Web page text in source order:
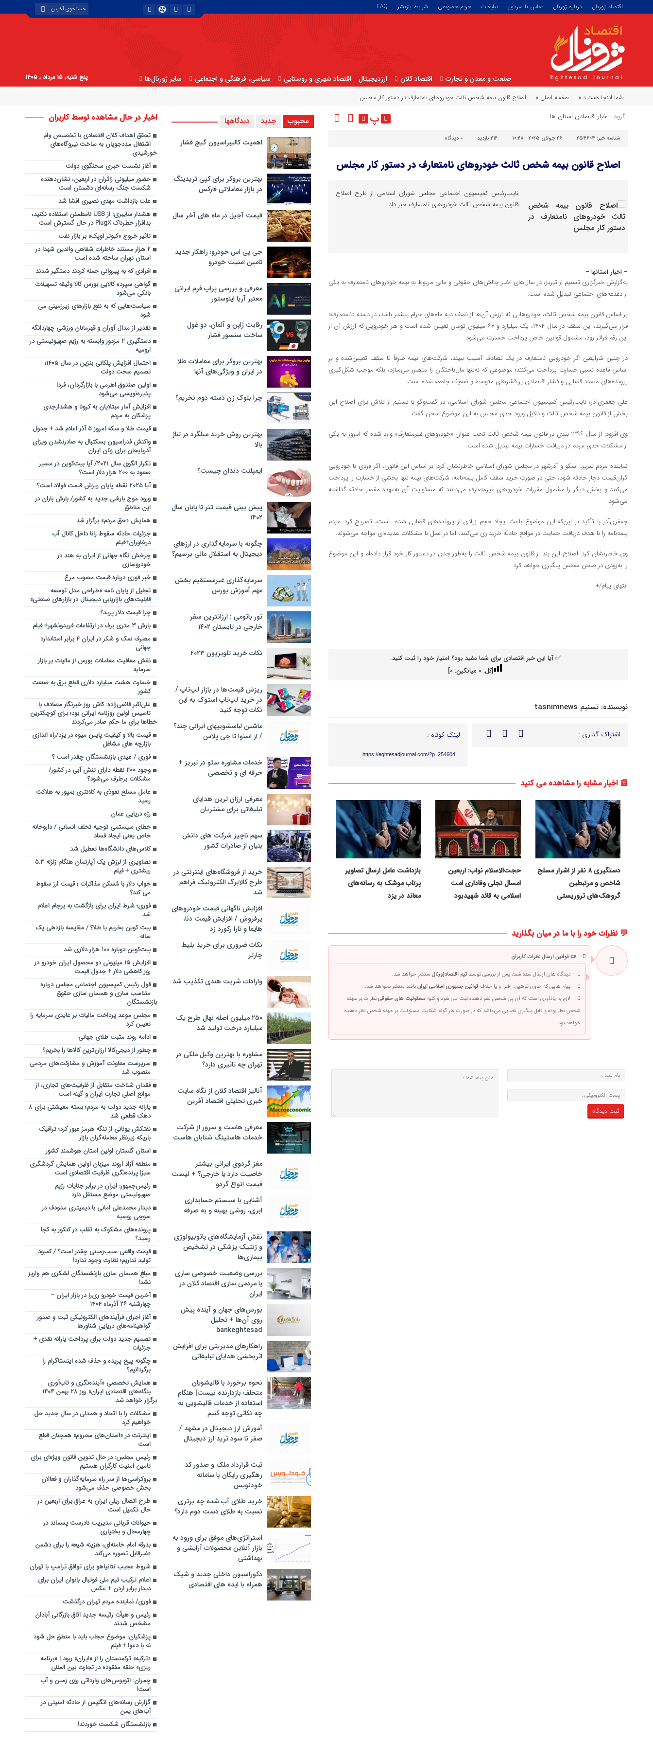
اقتصاد ژورنال درباره ژورنال تماس با سردبیر تبلیغات حریم خصوصی شرایط بازنشر FAQ
صنعت و معدن و تجارت اقتصاد کلان ارزدیجیتال اقتصاد شهری و روستایی سیاسی، فرهنگی و اجتماعی سایر ژورنال‌ها پنج شنبه, ۱۵ مرداد , ۱۴۰۵
شما اینجا هستید » صفحه اصلی » اصلاح قانون بیمه شخص ثالث خودروهای نامتعارف در دستور کار مجلس
گروه : اخبار اقتصادی استان ها پ
شناسه خبر: 254604 26 جولای 2025 - 10:28 212 بازدید ۰ دیدگاه
اصلاح قانون بیمه شخص ثالث خودروهای نامتعارف در دستور کار مجلس
نایب‌رئیس کمیسیون اجتماعی مجلس شورای اسلامی از طرح اصلاح
قانون بیمه شخص ثالث خودروهای نامتعارف خبر داد.
– اخبار استانها –
به‌گزارش خبرگزاری تسنیم از تبریز، در سال‌های اخیر چالش‌های حقوقی و مالی مربوط به بیمه خودروهای نامتعارف به یکی
از دغدغه‌های اجتماعی تبدیل شده است.
بر اساس قانون بیمه شخص ثالث، خودروهایی که ارزش آن‌ها از نصف دیه ماه‌های حرام بیشتر باشد، در دسته «نامتعارف»
قرار می‌گیرند، این سقف در سال ۱۴۰۴، یک میلیارد و ۶۷ میلیون تومان تعیین شده است و هر خودرویی که ارزش آن از
این رقم فراتر رود، مشمول قوانین خاص پرداخت خسارت می‌شود.
در چنین شرایطی اگر خودرویی نامتعارف در یک تصادف آسیب ببیند، شرکت‌های بیمه صرفاً تا سقف تعیین‌‌شده و بر
اساس قاعده نسبی خسارت پرداخت می‌کنند؛ موضوعی که نه‌تنها مال‌باختگان را متضرر می‌سازد، بلکه موجب شکل‌گیری
پرونده‌های متعدد قضایی و فشار اقتصادی بر قشرهای متوسط و ضعیف جامعه شده است.
علی جعفری‌آذر، نایب‌رئیس کمیسیون اجتماعی مجلس شورای اسلامی، در گفت‌وگو با تسنیم از تلاش برای اصلاح این
بخش از قانون بیمه شخص ثالث و دلایل ورود جدی مجلس به این موضوع سخن گفت.
وی افزود: از سال ۱۳۹۶ بندی در قانون بیمه شخص ثالث تحت عنوان «خودروهای غیرمتعارف» وارد شده که امروز به یکی
از مشکلات جدی مردم در دریافت خسارات بیمه تبدیل شده است.
نماینده مردم تبریز، اسکو و آذرشهر در مجلس شورای اسلامی خاطرنشان کرد: بر اساس این قانون، اگر فردی با خودرویی
گران‌قیمت دچار حادثه شود، حتی در صورت خرید سقف کامل بیمه‌نامه، شرکت‌های بیمه تنها بخشی از خسارت را پرداخت
می‌کنند و بخش دیگر را مشمول مقررات خودروهای غیرمتعارف می‌دانند که مسئولیت آن به‌عهده مقصر حادثه گذاشته
می‌شود.
جعفری‌آذر با تأکید بر این‌که این موضوع باعث ایجاد حجم زیادی از پرونده‌های قضایی شده است، تصریح کرد: مردم
بیمه‌نامه را با هدف دریافت حمایت در مواقع حادثه خریداری می‌کنند، اما در عمل با مشکلات عدیده‌ای مواجه می‌شوند.
وی خاطرنشان کرد: اصلاح این بند از قانون بیمه شخص ثالث را به‌طور جدی در دستور کار خود قرار داده‌ام و این موضوع
را به‌زودی در صحن مجلس پیگیری خواهم کرد.
انتهای پیام/+
✅ آیا این خبر اقتصادی برای شما مفید بود؟ امتیاز خود را ثبت کنید.
[کل: 0 میانگین: 0
]
نویسنده: تسنیم tasnimnews
اشتراک گذاری : لینک کوتاه :
https://eghtesadjournal.com/?p=254604
📰 اخبار مشابه را مشاهده می کنید
دستگیری ۸ نفر از اشرار مسلح
شاخص و مرتبطین
گروهک‌های تروریستی
حجت‌الاسلام نواب: اربعین
امسال تجلی وفاداری امت
اسلامی به قائد شهیدبود
بازداشت عامل ارسال تصاویر
پرتاب موشک به رسانه‌های
معاند در یزد
💬 نظرات خود را با ما در میان بگذارید
📜 قوانین ارسال نظرات کاربران
دیدگاه های ارسال شده شما، پس از بررسی توسط تیم اقتصادژورنال منتشر خواهد شد.
پیام هایی که حاوی توهین، افترا و یا خلاف قوانین جمهوری اسلامی ایرانباشد منتشر نخواهد شد.
لازم به یادآوری است که آی پی شخص نظر دهنده ثبت می شود و کلیه مسئولیت های حقوقینظرات بر عهده
شخص نظر بوده و قابل پیگیری قضایی می باشد که در صورت هر گونه شکایت مسئولیت بر عهده شخص نظر دهنده
خواهد بود.
محبوب جدید دیدگاهها
اهمیت کالیبراسیون گیج فشار
بهترین بروکر برای کپی‌ تریدینگ
در بازار معاملاتی فارکس
قیمت آجیل در ماه های آخر سال
جی پی اس خودرو؛ راهکار جدید
تامین امنیت خودرو
معرفی و بررسی پراپ فرم ایرانی
معتبر آریا اینوستور
رقابت ژاپن و آلمان، دو غول
ساخت سنسور فشار
بهترین بروکر برای معاملات طلا
در ایران و ویژگی‌های آنها
چرا بلوک زن دسته دوم نخریم؟
بهترین روش خرید میلگرد در تناژ
بالا
ایمپلنت دندان چیست؟
پیش بینی قیمت تتر تا پایان سال
۱۴۰۲
چگونه با سرمایه‌گذاری در ارزهای
دیجیتال به استقلال مالی برسیم؟
سرمایه‌گذاری غیرمستقیم بخش
مهم آموزش بورس
تور باتومی : ارزانترین سفر
خارجی در تابستان ۱۴۰۲
نکات خرید تلویزیون ۲۰۲۳
ریزش قیمت‌ها در بازار لپ‌تاپ /
در خرید لپ‌تاپ استوک به این
نکات توجه کنید
ماشین لباسشویی‎های ایرانی چند؟
/ از اسنوا تا جی پلاس
خدمات مشاوره سئو در تبریز +
حرفه ای و تخصصی
معرفی ارزان ترین هدایای
تبلیغاتی برای مشتریان
سهم ناچیز شرکت های دانش
بنیان از صادرات کشور
خرید از فروشگاه‌های اینترنتی در
طرح کالابرگ الکترونیک فراهم
شد
افزایش ناگهانی قیمت خودروهای
پرفروش / افزایش قیمت دنا،
هایما و تارا رکورد زد
نکات ضروری برای خرید بلیط
چارتر
وارادات شربت هندی تکذیب شد
۲۵۰ میلیون اصله نهال طرح یک
میلیارد درخت تولید شد
مشاوره با بهترین وکیل ملکی در
تهران چه تاثیری دارد؟
آنالیز اقتصاد کلان از نگاه سایت
خبری تحلیلی اقتصاد آفرین
معرفی هاست و سرور از شرکت
خدمات هاستینگ شتابان هاست
مغز گردوی ایرانی بیشتر
خاصیت دارد یا خارجی؟ + لیست
قیمت انواع گردو
آشنایی با سیستم حسابداری
ابری، روشی بهینه و به صرفه
نقش آزمایشگاه‌های پاتوبیولوژی
و ژنتیک پزشکی در تشخیص
بیماری‌ها
بررسی وضعیت خصوصی سازی
یا مردمی سازی اقتصاد کلان در
ایران
بورس‌های جهان و آینده پیش
روی آن‌ها + تحلیل
bankeghtesad
راهکارهای مدیریتی برای افزایش
اثربخشی هدایای تبلیغاتی
نحوه برخورد با قالیشویان
متخلف بازدارنده نیست| هنگام
استفاده از خدمات قالیشویی به
چه نکاتی توجه کنیم
آموزش ارز دیجیتال در مشهد /
صفر تا سود ترید ارز دیجیتال
ثبت قرارداد ملک و صدور کد
رهگیری رایگان با سامانه
خودنویس
خرید طلای آب شده چه برتری
نسبت به طلای دست دوم دارد؟
استراتژی‌های موفق برای ورود به
بازار آنلاین محصولات آرایشی و
بهداشتی
دکوراسیون داخلی جدید و شیک
همراه با ایده های اقتصادی
اخبار در حال مشاهده توسط کاربران
تحقق اهداف کلان اقتصادی با تخصیص وام
اشتغال مددجویان به ساخت نیروگاه‌های
خورشیدی
آغاز نشست خبری سخنگوی دولت
حضور میلیونی زائران در اربعین، نشان‌دهنده
شکست جنگ رسانه‌ای دشمنان است
علت بازداشت مهدی نصیری افشا شد
هشدار سایبری: از USB نامطمئن استفاده نکنید،
بدافزار خطرناک PlugX در حال گسترش است
تاثیر خروج «کبوتر اوپک» بر بازار نفت
۲ هزار مستند خاطرات شفاهی والدین شهدا در
استان تهران ساخته شده است
افرادی که به پیروانی حمله کردند دستگیر شدند
گواهی سپرده کالایی بورس کالا وثیقه تسهیلات
بانکی می‌شود
سیاست‌هایی که به نفع بازارهای زیرزمینی می
شود
تقدیر از مدال آوران و قهرمانان ورزشی چهاردانگه
دستگیری ۲ مزدور وابسته به رژیم صهیونیستی در
ارومیه
احتمال افزایش پلکانی بنزین در سال ۱۴۰۵؛
تصمیم سخت دولت
اولین صندوق اهرمی با بازارگردان، فردا
پذیره‌نویسی می‌شود.
افزایش آمار مبتلایان به کرونا و هشدارجدی
پزشکان به مردم
قیمت طلا و سکه امروز ۵ آذر اعلام شد + جدول
واکنش فدراسیون بسکتبال به صادرنشدن ویزای
آذربایجان برای زنان ایران
تکرار الگوی سال ۲۰۲۱/ آیا بیت‌کوین در مسیر
صعود به ۲۰۰ هزار دلار است؟
آیا ۲۰۲۵ نقطه پایان ریزش قیمت فولاد است؟
ورود موج بارشی جدید به کشور/ بارش باران در
این مناطق
همایش «حق مردم» برگزار شد
جزئیات حادثه سقوط رانا داخل کانال آب
درخاوران+فیلم
چرخش نگاه جهانی از ایران به هند در
خودروسازی
خبر فوری درباره قیمت مصوب مرغ
تجلیل از پایان نامه «طراحی مدل توسعه
قابلیت‌های بازاریابی دیجیتال در بازارهای صنعتی»
چرا قیمت دلار پرید؟
بارش ۳ متری برف در ارتفاعات فریدونشهر‌‌+‌ فیلم
مصرف نمک و شکر در ایران ۴ برابر استاندارد
جهانی
نقش معافیت معاملات بورس از مالیات بر بازار
سرمایه
خسارت هشت میلیارد دلاری قطع برق به صنعت
کشور
علی‌اکبر قاضی‌زاده: کاش روز خبرنگار مصادف با
تاسیس اولین روزنامه ایرانی بود؛ برای کوچکترین
خطاها برای ما حکم صادر می‌کردند
قیمت بالا و کیفیت پایین میوه در یزد/راه اندازی
بازارچه های مشاغل
فوری / عیدی بازنشستگان چقدر است ؟
وجود ۲۰۰ نقطه دارای تنش آبی در کشور/
مشکلات برطرف می‌شود؟
عامل مسلح نفوذی به کلانتری بمپور به هلاکت
رسید
رژه دریایی عمان
خطای سیستمی توجیه تخلف انسانی / داروخانه
خاص یعنی ایجاد فساد
کلاس‌های دانشگاه‌ها تعطیل شد
تصاویری از لرزش یک آپارتمان هنگام زلزله ۵.۳
ریشتری + فیلم
خواب دلار با مُسکن مذاکرات ؛ قیمت ارز سقوط
می کند؟
فوری؛ شرط ایران برای بازگشت به برجام اعلام
شد
بیت کوین بخریم یا طلا؟ / مقایسه بازدهی یک
ساله
بیت‌کوین دوباره ۱۰۰ هزار دلاری شد
افزایش ۱۵ میلیونی دو محصول ایران خودرو در
روز کاهشی دلار + جدول قیمت
قول رئیس کمیسیون اجتماعی مجلس درباره
متناسب سازی و همسان سازی حقوق
بازنشستگان
مجلس موعد پرداخت مالیات بر عایدی سرمایه را
تعیین کرد
ادامه روند مثبت طلای جهانی
چطور از دیجی‌کالا ارزان‌ترین کالاها را بخریم؟
سرپرست معاونت آموزش و مشارکت‌های مردمی
منصوب شد
فقدان شناخت متقابل از ظرفیت‌های تجاری، از
موانع اصلی تجارت ایران و گینه است
یارانه جدید دولت به مردم؛ بسته معیشتی برای ۸
دهک قطعی شد
نفتکش یونانی از تنگه هرمز عبور کرد؛ ترافیک
باریکه زیرنظر معامله‌گران بازار
استان گلستان اولین استان هوشمند کشور
منطقه آزاد اروند میزبان اولین همایش گردشگری
سبز| پرنده‌نگری ظرفیت اقتصادی است
رئیس‌جمهور: ایران در برابر جنایات رژیم
صهیونیستی موضع مستقل دارد
دیدار محمدعلی امانی با دیمیتری مدودف در
سوچی روسیه
پرونده‌های مشکوک به تقلب در کنکور به کجا
رسید؟
قیمت واقعی سیب‌زمینی چقدر است؟ / کمبود
تولید نداریم؛ نظارت وجود ندارد!
مبلغ همسان سازی بازنشستگان لشکری هم واریز
نشد!
آخرین قیمت خودرو ری‌را در بازار ایران –
چهارشنبه ۲۶ آذرماه ۱۴۰۴
آغاز اجرای فرآیندهای الکترونیکی ثبت و صدور
گواهینامه‌های دریایی شناورها
تصمیم جدید دولت برای پرداخت یارانه نقدی +
جزئیات
چگونه پیج پریده و حذف شده اینستاگرام را
برگردانیم؟
همایش تخصصی «آینده‌نگری و تاب‌آوری
بنگاه‌های اقتصادی ایران» روز ۲۸ بهمن ۱۴۰۴
برگزار خواهد شد.
مشکلات را با اتحاد و همدلی در سال جدید ‌حل
خواهیم کرد
اینترنت در «استان‌های محروم» همچنان قطع
است
رئیس مجلس: در حال تدوین قانون ویژه‌ای برای
تامین امنیت کارگران هستیم
بروکراسی‌ها از سر راه سرمایه‌گذاران و فعالان
بخش خصوصی حذف می‌شود
طرح اتصال ریلی ایران به عراق برای اربعین در
حال تکمیل است
حیوانات قربانی مدیریت نادرست پسماند در
چهارمحال و بختیاری
بدرقه امام خامنه‌ای، هزینه‌ شیعه را برای دشمن
«غیرقابل تصور» می‌کند
شروط عجیب نتانیاهو برای توافق ترامپ با تهران
اعلام ترکیب تیم ملی فوتبال بانوان ایران برای
دیدار برابر اردن + عکس
فوری/ نماینده مردم تهران درگذشت
رئیس و هیأت رئیسه جدید اتاق بازرگانی آبادان
مشخص شدند
پزشکیان: موضوع حجاب باید با منطق حل شود
نه با دعوا + فیلم
«ترکیه» ترکمنستان را از «ایران» ربود | «برنامه
ریزی» حلقه مفقوده در تجارت بین المللی
چمران: اتوبوس‌های وارداتی روی زمین و آب
است!
گزارش رسانه‌های انگلیس از حادثه امنیتی در
آب‌های یمن
بازنشستگان شکست خوردند!